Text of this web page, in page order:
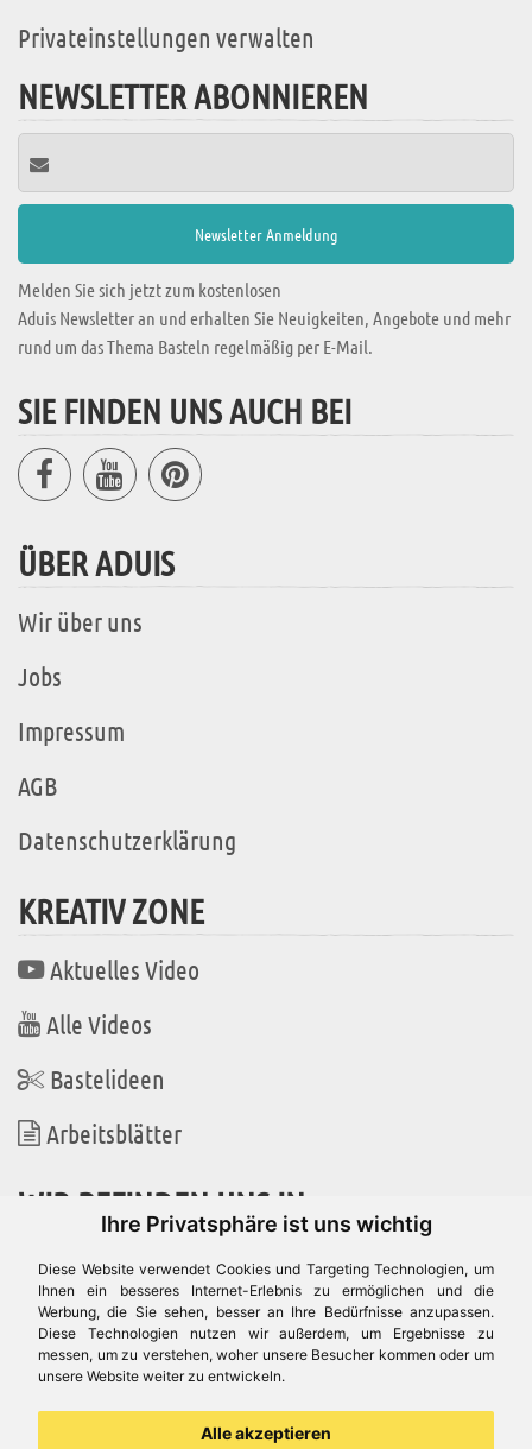
Ihre Privatsphäre ist uns wichtig
Diese Website verwendet Cookies und Targeting Technologien, um
Ihnen ein besseres Internet-Erlebnis zu ermöglichen und die
Werbung, die Sie sehen, besser an Ihre Bedürfnisse anzupassen.
Diese Technologien nutzen wir außerdem, um Ergebnisse zu
messen, um zu verstehen, woher unsere Besucher kommen oder um
unsere Website weiter zu entwickeln.
Alle akzeptieren
Privateinstellungen verwalten
NEWSLETTER ABONNIEREN
Melden Sie sich jetzt zum kostenlosen
Aduis Newsletter an und erhalten Sie Neuigkeiten, Angebote und mehr
rund um das Thema Basteln regelmäßig per E-Mail.
SIE FINDEN UNS AUCH BEI
ÜBER ADUIS
Wir über uns
Jobs
Impressum
AGB
Datenschutzerklärung
KREATIV ZONE
Aktuelles Video
Alle Videos
Bastelideen
Arbeitsblätter
WIR BEFINDEN UNS IN
Es gibt uns auch in